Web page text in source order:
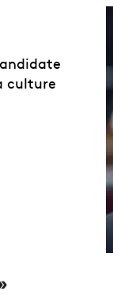
culture